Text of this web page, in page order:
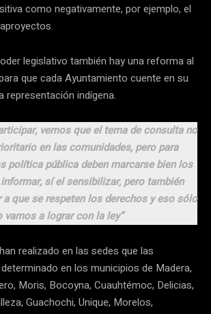
como negativamente, por ejemplo, el
legislativo también hay una reforma al
que cada Ayuntamiento cuente en su
representación indígena.
vemos que el tema de consulta no
en las comunidades, pero para
política pública deben marcarse bien los
sí el sensibilizar, pero también
que se respeten los derechos y eso sólo
vamos a lograr con la ley”
realizado en las sedes que las
en los municipios de Madera,
Moris, Bocoyna, Cuauhtémoc, Delicias,
Guachochi, Unique, Morelos,